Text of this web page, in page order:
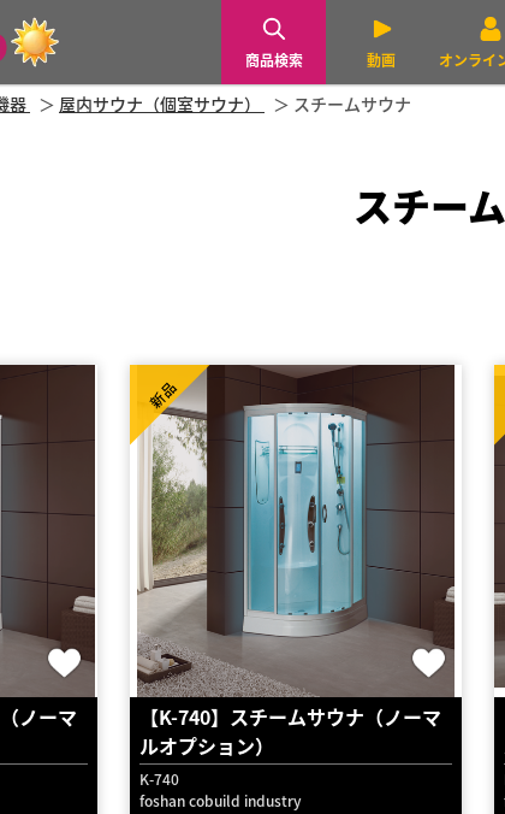
商品検索 動画 オンライ
器 屋内サウナ（個室サウナ） スチームサウナ
スチー
ノーマ
【K-740】スチームサウナ（ノーマ
ルオプション）
K-740
foshan cobuild industry
新品